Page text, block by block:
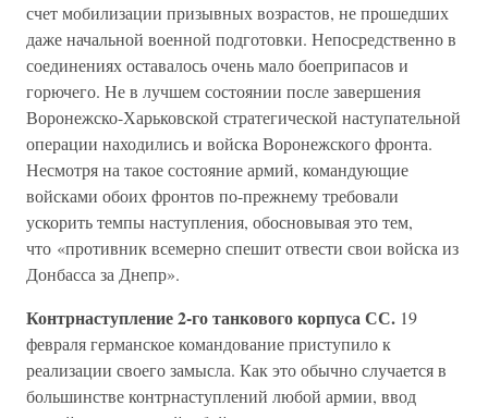
счет мобилизации призывных возрастов, не прошедших
даже начальной военной подготовки. Непосредственно в
соединениях оставалось очень мало боеприпасов и
горючего. Не в лучшем состоянии после завершения
Воронежско-Харьковской стратегической наступательной
операции находились и войска Воронежского фронта.
Несмотря на такое состояние армий, командующие
войсками обоих фронтов по-прежнему требовали
ускорить темпы наступления, обосновывая это тем,
что «противник всемерно спешит отвести свои войска из
Донбасса за Днепр».
Контрнаступление 2-го танкового корпуса СС. 19
февраля германское командование приступило к
реализации своего замысла. Как это обычно случается в
большинстве контрнаступлений любой армии, ввод